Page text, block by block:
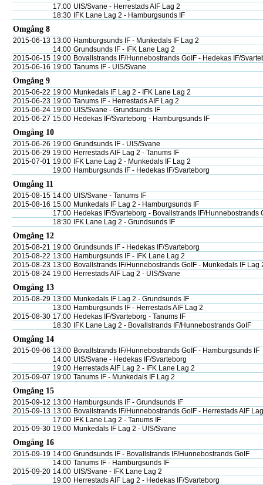
17:00 UIS/Svane - Herrestads AIF Lag 2
18:30
IFK Lane Lag 2 - Hamburgsunds IF
Omgång 8
2015-06-13 13:00 Hamburgsunds IF - Munkedals IF Lag 2
14:00 Grundsunds IF - IFK Lane Lag 2
2015-06-15 19:00 Bovallstrands IF/Hunnebostrands GoIF - Hedekas IF/
2015-06-16 19:00 Tanums IF - UIS/Svane
Omgång 9
2015-06-22 19:00 Munkedals IF Lag 2 - IFK Lane Lag 2
2015-06-23 19:00 Tanums IF - Herrestads AIF Lag 2
2015-06-24 19:00 UIS/Svane - Grundsunds IF
2015-06-27 15:00 Hedekas IF/Svarteborg - Hamburgsunds IF
Omgång 10
2015-06-26 19:00 Grundsunds IF - UIS/Svane
2015-06-29 19:00 Herrestads AIF Lag 2 - Tanums IF
2015-07-01 19:00
IFK Lane Lag 2 - Munkedals IF Lag 2
19:00 Hamburgsunds IF - Hedekas IF/Svarteborg
Omgång 11
2015-08-15 14:00 UIS/Svane - Tanums IF
2015-08-16 15:00 Munkedals IF Lag 2 - Hamburgsunds IF
17:00 Hedekas IF/Svarteborg - Bovallstrands IF/Hunnebostrands
18:30
IFK Lane Lag 2 - Grundsunds IF
Omgång 12
2015-08-21 19:00 Grundsunds IF - Hedekas IF/Svarteborg
2015-08-22 13:00 Hamburgsunds IF - IFK Lane Lag 2
2015-08-23 13:00 Bovallstrands IF/Hunnebostrands GoIF - Munkedals IF Lag
2015-08-24 19:00 Herrestads AIF Lag 2 - UIS/Svane
Omgång 13
2015-08-29 13:00 Munkedals IF Lag 2 - Grundsunds IF
13:00 Hamburgsunds IF - Herrestads AIF Lag 2
2015-08-30 17:00 Hedekas IF/Svarteborg - Tanums IF
18:30
IFK Lane Lag 2 - Bovallstrands IF/Hunnebostrands GoIF
Omgång 14
2015-09-06 13:00 Bovallstrands IF/Hunnebostrands GoIF - Hamburgsunds IF
14:00 UIS/Svane - Hedekas IF/Svarteborg
19:00 Herrestads AIF Lag 2 - IFK Lane Lag 2
2015-09-07 19:00 Tanums IF - Munkedals IF Lag 2
Omgång 15
2015-09-12 13:00 Hamburgsunds IF - Grundsunds IF
2015-09-13 13:00 Bovallstrands IF/Hunnebostrands GoIF - Herrestads AIF
17:00
IFK Lane Lag 2 - Tanums IF
2015-09-30 19:00 Munkedals IF Lag 2 - UIS/Svane
Omgång 16
2015-09-19 14:00 Grundsunds IF - Bovallstrands IF/Hunnebostrands GoIF
14:00 Tanums IF - Hamburgsunds IF
2015-09-20 14:00 UIS/Svane - IFK Lane Lag 2
19:00 Herrestads AIF Lag 2 - Hedekas IF/Svarteborg